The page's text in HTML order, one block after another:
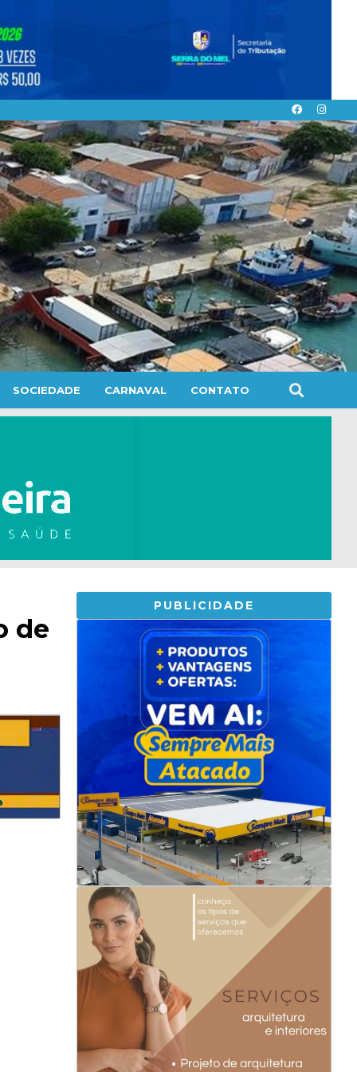
SOCIEDADE CARNAVAL CONTATO
de
PUBLICIDADE